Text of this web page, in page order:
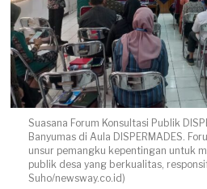
Suasana Forum Konsultasi Publik
Banyumas di Aula DISPERMADES.
unsur pemangku kepentingan untuk
publik desa yang berkualitas,
Suho/newsway.co.id)